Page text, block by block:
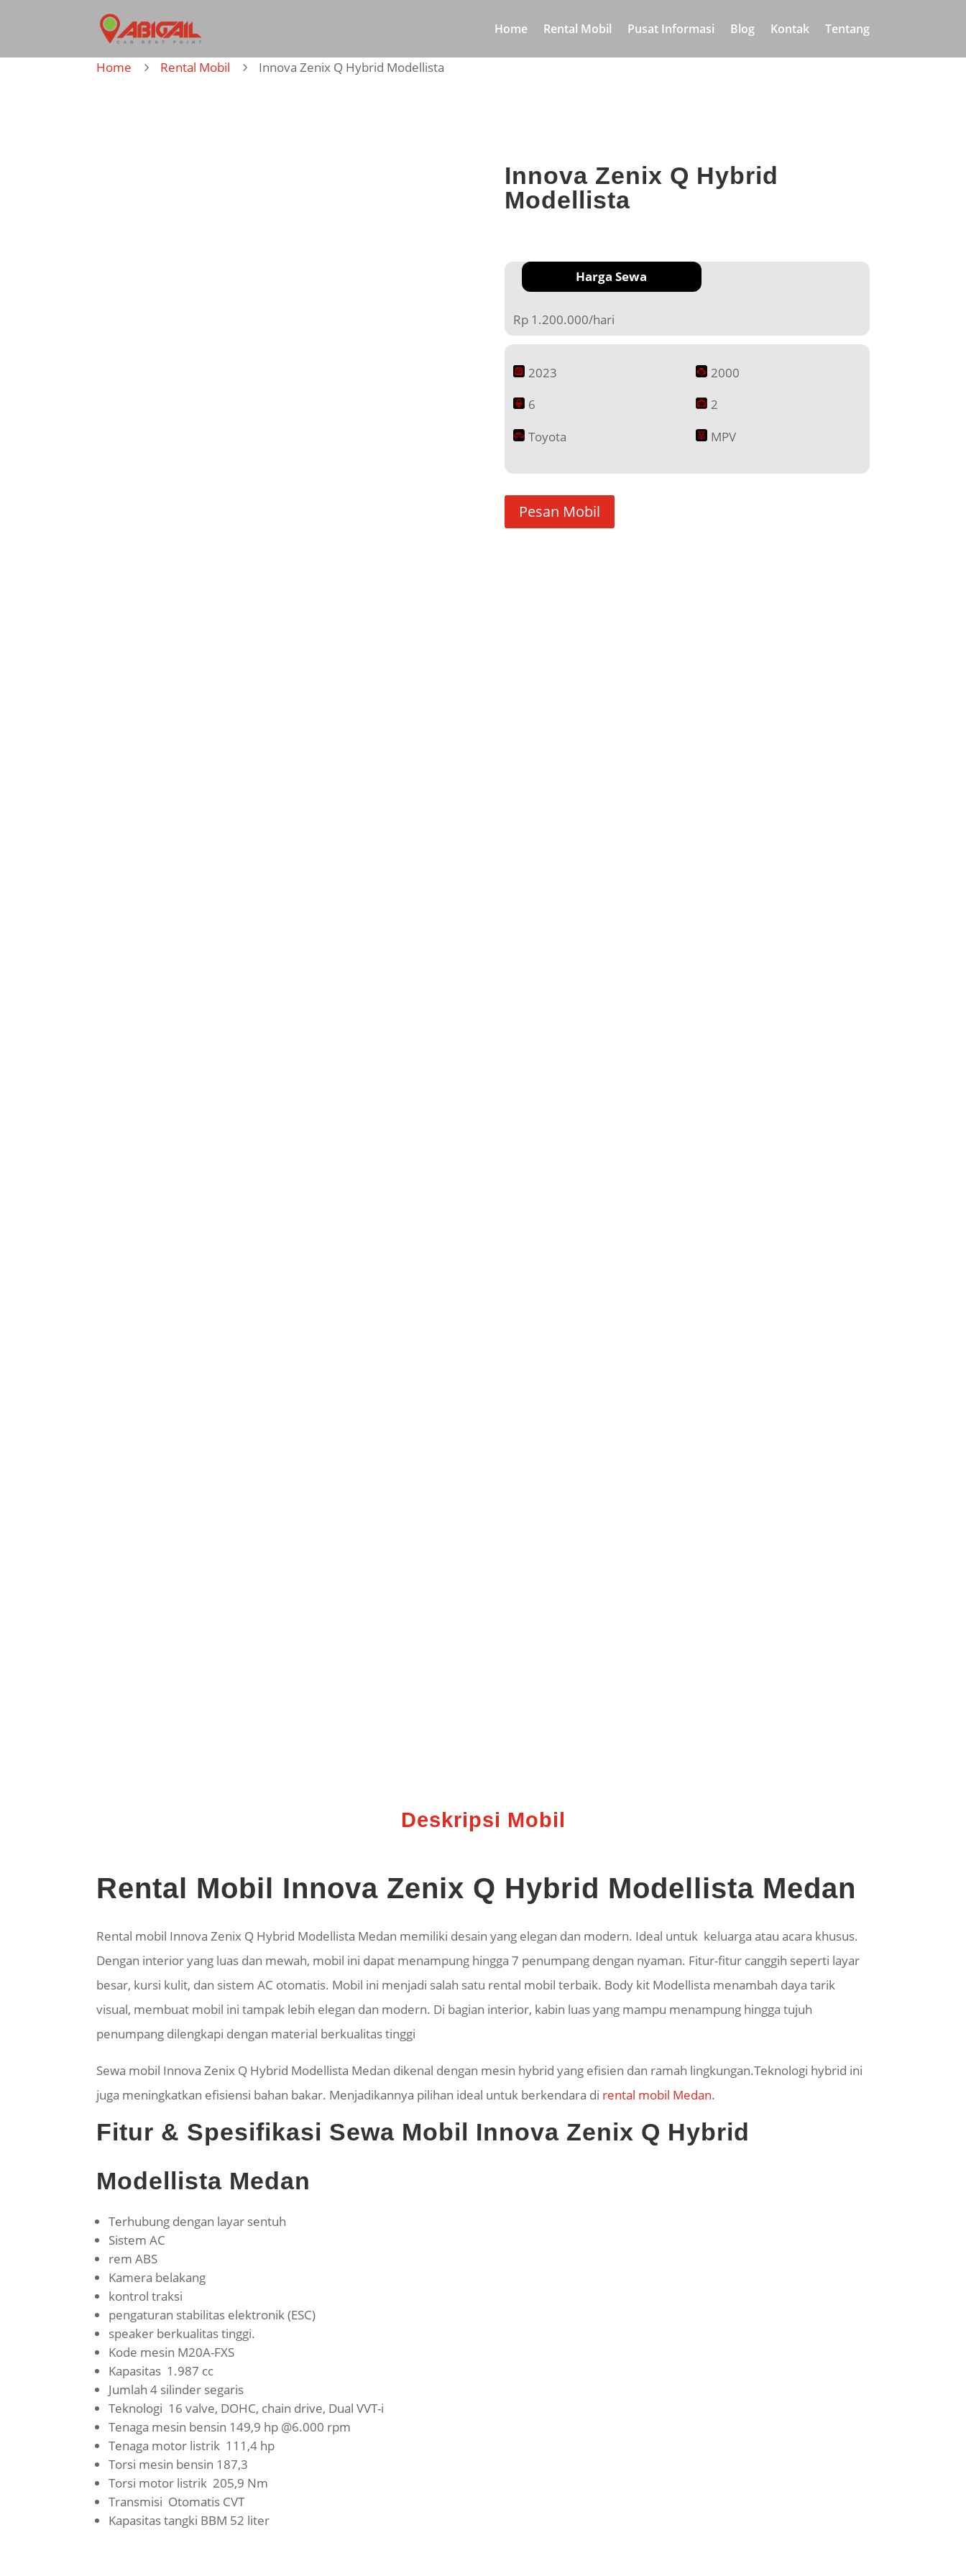
Home Rental Mobil Pusat Informasi Blog Kontak Tentang
Home 5 Rental Mobil 5 Innova Zenix Q Hybrid Modellista
Innova Zenix Q Hybrid
Modellista
Harga Sewa
Rp 1.200.000/hari
2023
2000
6
2
Toyota
MPV
Pesan Mobil
Deskripsi Mobil
Rental Mobil Innova Zenix Q Hybrid Modellista Medan
Rental mobil Innova Zenix Q Hybrid Modellista Medan memiliki desain yang elegan dan modern. Ideal untuk keluarga atau acara khusus.
Dengan interior yang luas dan mewah, mobil ini dapat menampung hingga 7 penumpang dengan nyaman. Fitur-fitur canggih seperti layar
besar, kursi kulit, dan sistem AC otomatis. Mobil ini menjadi salah satu rental mobil terbaik. Body kit Modellista menambah daya tarik
visual, membuat mobil ini tampak lebih elegan dan modern. Di bagian interior, kabin luas yang mampu menampung hingga tujuh
penumpang dilengkapi dengan material berkualitas tinggi
Sewa mobil Innova Zenix Q Hybrid Modellista Medan dikenal dengan mesin hybrid yang efisien dan ramah lingkungan.Teknologi hybrid ini
juga meningkatkan efisiensi bahan bakar. Menjadikannya pilihan ideal untuk berkendara di rental mobil Medan.
Fitur & Spesifikasi Sewa Mobil Innova Zenix Q Hybrid
Modellista Medan
Terhubung dengan layar sentuh
Sistem AC
rem ABS
Kamera belakang
kontrol traksi
pengaturan stabilitas elektronik (ESC)
speaker berkualitas tinggi.
Kode mesin M20A-FXS
Kapasitas 1.987 cc
Jumlah 4 silinder segaris
Teknologi 16 valve, DOHC, chain drive, Dual VVT-i
Tenaga mesin bensin 149,9 hp @6.000 rpm
Tenaga motor listrik 111,4 hp
Torsi mesin bensin 187,3
Torsi motor listrik 205,9 Nm
Transmisi Otomatis CVT
Kapasitas tangki BBM 52 liter